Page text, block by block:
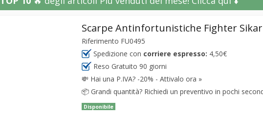
Scarpe Antinfortunistiche Fighter
Riferimento FU0495
Spedizione con corriere espresso: 4,50€
Reso Gratuito 90 giorni
💸 Hai una P.IVA? -20% - Attivalo ora »
📦 Grandi quantità? Richiedi un preventivo in pochi
Disponibile